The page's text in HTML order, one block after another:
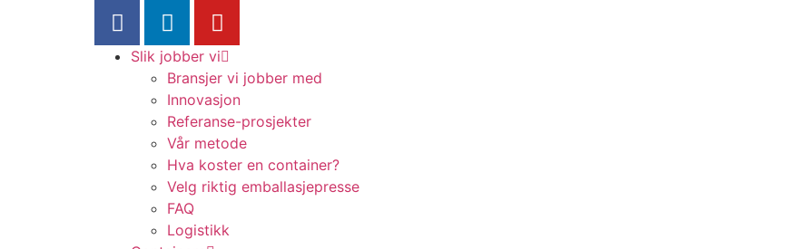
Slik jobber vi
Bransjer vi jobber med
Innovasjon
Referanse-prosjekter
Vår metode
Hva koster en container?
Velg riktig emballasjepresse
FAQ
Logistikk